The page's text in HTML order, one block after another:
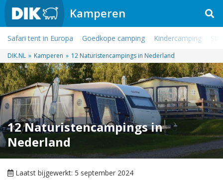
Kamperen
Safari tent in Europa Goedkope camping Kindercamping
DIK.NL » Kamperen » 12 Naturistencampings in Nederland
12 Naturistencampings in
Nederland
Laatst bijgewerkt: 5 september 2024